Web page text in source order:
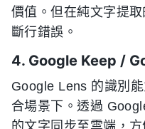
價值。但在純文字提
斷行錯誤。
4. Google Keep /
Google Lens 的識別
合場景下。透過
的文字同步至雲端，